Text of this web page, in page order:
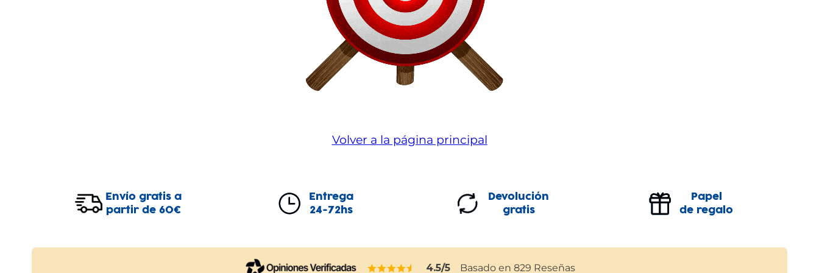
Volver a la página principal
Envío gratis a
partir de 60€
Entrega
24-72hs
Devolución
gratis
Papel
de regalo
4.5/5 Basado en 829 Reseñas